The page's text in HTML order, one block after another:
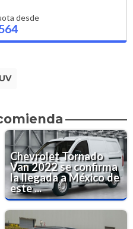
desde
Chevrolet Tornado
Van 2022 se confirma
la llegada a México de
este ...